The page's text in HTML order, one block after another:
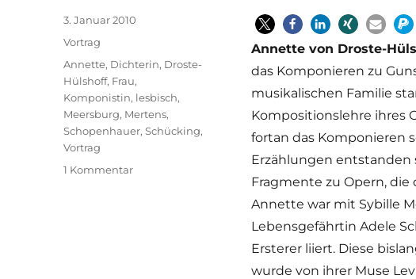
Annette von Droste-
das Komponieren zu
musikalischen Familie
Kompositionslehre ihres
fortan das Komponieren
Erzählungen entstanden
Fragmente zu Opern,
Annette war mit Sybille
Lebensgefährtin Adele
Ersterer liiert. Diese
wurde von ihrer Muse
Veröffentlicht
3. Januar 2010
Kategorien
Vortrag
Schlagwörter
Annette, Dichterin, Droste-
Hülshoff, Frau,
Komponistin, lesbisch,
Meersburg, Mertens,
Schopenhauer,Schücking,
Vortrag
1 Kommentarzu